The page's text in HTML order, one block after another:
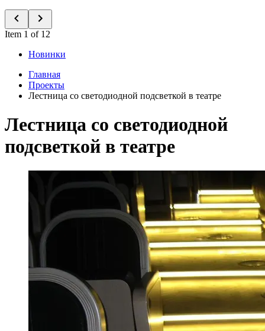
Item 1 of 12
Новинки
Главная
Проекты
Лестница со светодиодной подсветкой в театре
Лестница со светодиодной
подсветкой в театре